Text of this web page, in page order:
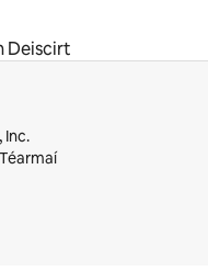
Deiscirt
Inc.
Téarmaí